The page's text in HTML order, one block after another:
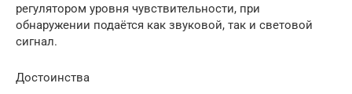
регулятором уровня чувствительности, при
обнаружении подаётся как звуковой, так и световой
сигнал.
Достоинства